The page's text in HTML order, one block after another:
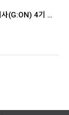
2026학년도 경기과학기술대학교 학생 홍보대사(G:ON) 4기 모집